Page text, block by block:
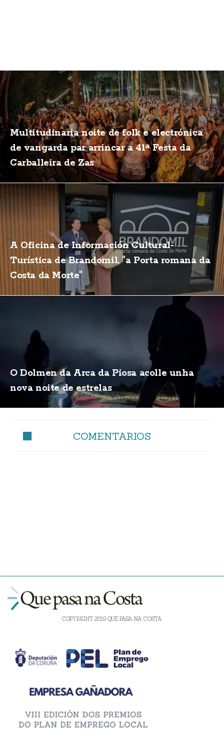
Multitudinaria noite de folk e electrónica
de vangarda par arrincar a 41ª Festa da
Carballeira de Zas
A Oficina de Información Cultural-
Turística de Brandomil, "a Porta romana da
Costa da Morte"
O Dolmen da Arca da Piosa acolle unha
nova noite de estrelas
COMENTARIOS
COPYRIGHT 2019 QUE PASA NA COSTA